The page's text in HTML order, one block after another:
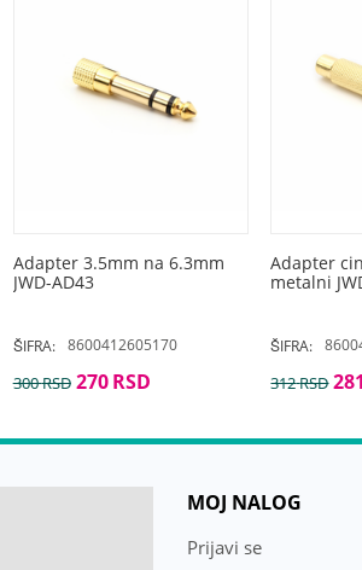
Adapter 3.5mm na 6.3mm
JWD-AD43
ŠIFRA: 8600412605170
300RSD 270RSD
Adapter
metalni
ŠIFRA:
312RSD 281
MOJ NALOG
Prijavi se